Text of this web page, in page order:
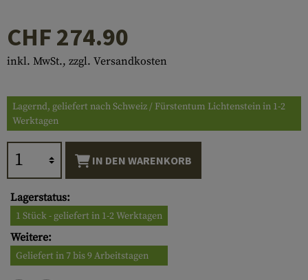
CHF 274.90
inkl. MwSt., zzgl. Versandkosten
Lagernd, geliefert nach Schweiz / Fürstentum Lichtenstein in 1-2
Werktagen
IN DEN WARENKORB
Lagerstatus:
1 Stück - geliefert in 1-2 Werktagen
Weitere:
Geliefert in 7 bis 9 Arbeitstagen